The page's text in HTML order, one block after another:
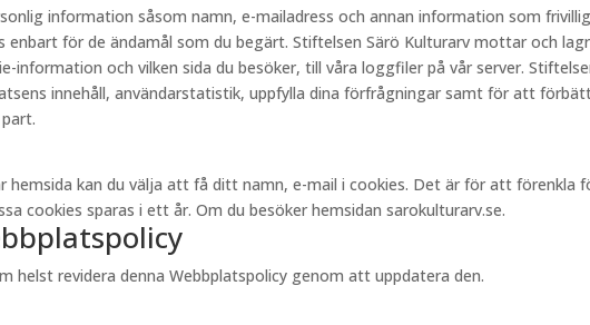
information såsom namn, e-mailadress och annan information som
enbart för de ändamål som du begärt. Stiftelsen Särö Kulturarv mottar och
information och vilken sida du besöker, till våra loggfiler på vår server.
innehåll, användarstatistik, uppfylla dina förfrågningar samt för att
hemsida kan du välja att få ditt namn, e-mail i cookies. Det är för att förenkla
cookies sparas i ett år. Om du besöker hemsidan sarokulturarv.se.
helst revidera denna Webbplatspolicy genom att uppdatera den.